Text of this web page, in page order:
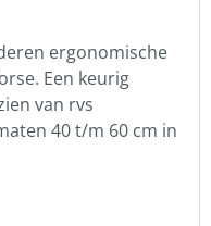
ergonomische
Een keurig
van rvs
40 t/m 60 cm in